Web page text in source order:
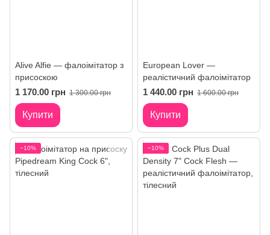
Alive Alfie — фалоімітатор з
присоскою
1 170.00 грн 1 300.00 грн
Купити
European Lover —
реалістичний фалоімітатор
1 440.00 грн 1 600.00 грн
Купити
−10% −10%